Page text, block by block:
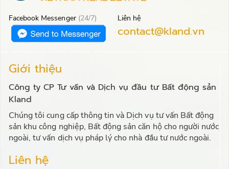
Facebook Messenger (24/7) Liên hệ
contact@kland.vn
Giới thiệu
Công ty CP Tư vấn và Dịch vụ đầu tư Bất động sản
Kland
Chúng tôi cung cấp thông tin và Dịch vụ tư vấn Bất động
sản khu công nghiệp, Bất động sản căn hộ cho người nước
ngoài, tư vấn dịch vụ pháp lý cho nhà đầu tư nước ngoài.
Liên hệ